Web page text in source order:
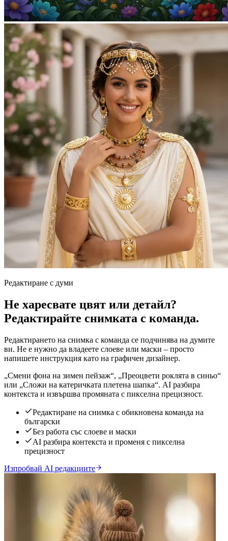
Редактиране с думи
Не харесвате цвят или детайл?
Редактирайте снимката с команда.
Редактирането на снимка с команда се подчинява на думите
ви. Не е нужно да владеете слоеве или маски – просто
напишете инструкция като на графичен дизайнер.
„Смени фона на зимен пейзаж“, „Преоцвети роклята в синьо“
или „Сложи на катеричката плетена шапка“. AI разбира
контекста и извършва промяната с пикселна прецизност.
Редактиране на снимка с обикновена команда на
български
Без работа със слоеве и маски
AI разбира контекста и променя с пикселна
прецизност
Изпробвай AI редакциите